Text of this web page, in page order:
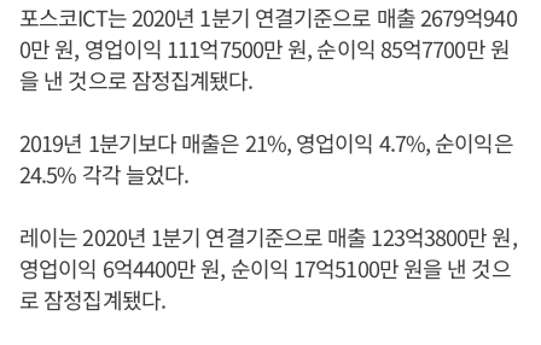
포스코ICT는 2020년 1분기 연결기준으로 매출 2679억940
0만 원, 영업이익 111억7500만 원, 순이익 85억7700만 원
을 낸 것으로 잠정집계됐다.
2019년 1분기보다 매출은 21%, 영업이익 4.7%, 순이익은
24.5% 각각 늘었다.
레이는 2020년 1분기 연결기준으로 매출 123억3800만 원,
영업이익 6억4400만 원, 순이익 17억5100만 원을 낸 것으
로 잠정집계됐다.